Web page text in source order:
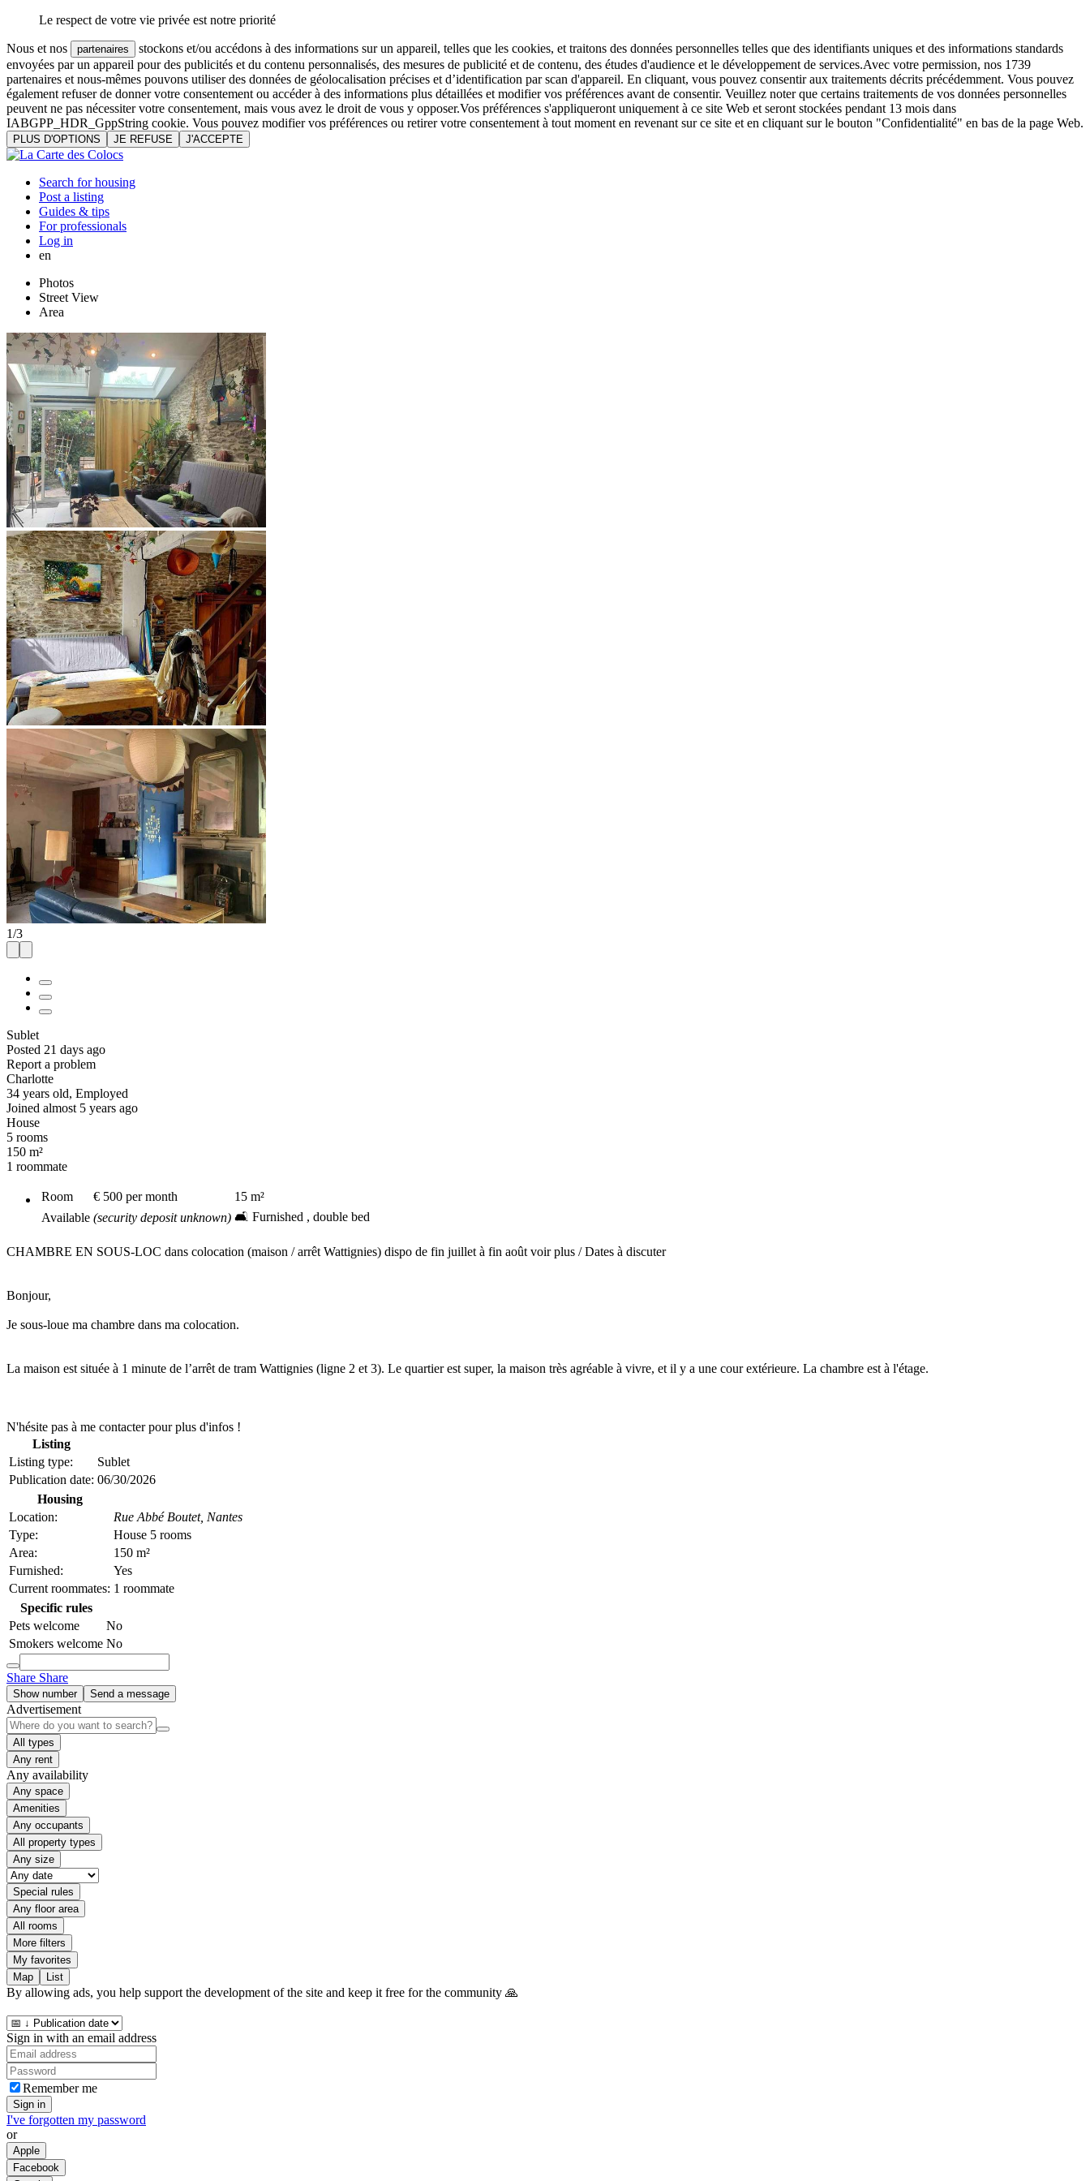
Le respect de votre vie privée est notre priorité
Nous et nos partenaires
stockons et/ou accédons à des informations sur un appareil, telles que les cookies, et traitons des données personnelles telles que des identifiants uniques et des informations standards
envoyées par un appareil pour des publicités et du contenu personnalisés, des mesures de publicité et de contenu, des études d'audience et le développement de services.Avec votre permission, nos 1739
partenaires et nous-mêmes pouvons utiliser des données de géolocalisation précises et d’identification par scan d'appareil. En cliquant, vous pouvez consentir aux traitements décrits précédemment. Vous pouvez
également refuser de donner votre consentement ou accéder à des informations plus détaillées et modifier vos préférences avant de consentir. Veuillez noter que certains traitements de vos données personnelles
peuvent ne pas nécessiter votre consentement, mais vous avez le droit de vous y opposer.Vos préférences s'appliqueront uniquement à ce site Web et seront stockées pendant 13 mois dans
IABGPP_HDR_GppString cookie. Vous pouvez modifier vos préférences ou retirer votre consentement à tout moment en revenant sur ce site et en cliquant sur le bouton "Confidentialité" en bas de la page Web.
PLUS D'OPTIONS JE REFUSE J'ACCEPTE
Search for housing
Post a listing
Guides & tips
For professionals
Log in
en
Photos
Street View
Area
1/3
Sublet
Posted 21 days ago
Report a problem
Charlotte
34 years old, Employed
Joined almost 5 years ago
House
5 rooms
150 m²
1 roommate
Room € 500 per month 15 m²
Available (security deposit unknown) 🛋️ Furnished , double bed
CHAMBRE EN SOUS-LOC dans colocation (maison / arrêt Wattignies) dispo de fin juillet à fin août voir plus / Dates à discuter
Bonjour,
Je sous-loue ma chambre dans ma colocation.
La maison est située à 1 minute de l’arrêt de tram Wattignies (ligne 2 et 3). Le quartier est super, la maison très agréable à vivre, et il y a une cour extérieure. La chambre est à l'étage.
N'hésite pas à me contacter pour plus d'infos !
Listing
Listing type:
Sublet
Publication date: 06/30/2026
Housing
Location:
Rue Abbé Boutet, Nantes
Type:
House 5 rooms
Area:
150 m²
Furnished:
Yes
Current roommates: 1 roommate
Specific rules
Pets welcome
No
Smokers welcome No
Share Share
Show number Send a message
Advertisement
All types
Any rent
Any availability
Any space
Amenities
Any occupants
All property types
Any size
Special rules
Any floor area
All rooms
More filters
My favorites
Map
List
By allowing ads, you help support the development of the site and keep it free for the community 🙏
Sign in with an email address
Remember me
Sign in
I've forgotten my password
or
Apple
Facebook